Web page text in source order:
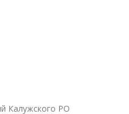
Калужского РО